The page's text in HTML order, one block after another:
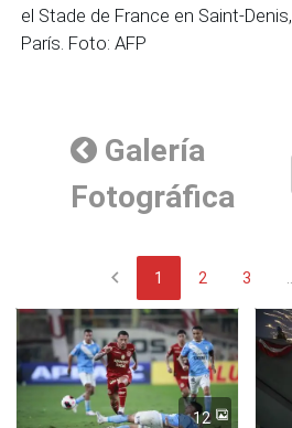
el Stade de France en Saint-
París. Foto: AFP
Galería
Fotográfica
chevron_left 1 2 3
12